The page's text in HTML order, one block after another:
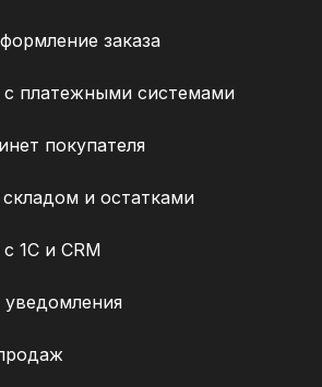
заказа
с платежными системами
покупателя
и остатками
1С и CRM
уведомления